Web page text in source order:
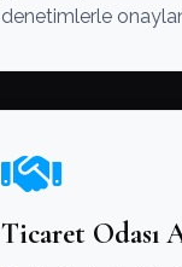
denetimlerle
Ticaret Odası